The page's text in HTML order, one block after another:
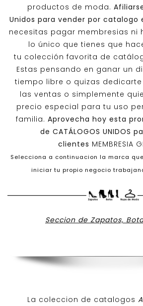
productos de moda.
Unidos para vender por catalogo
necesitas pagar membresias ni
lo único que tienes que
tu colección favorita de
Estas pensando en ganar un
tiempo libre o quizas
las ventas o simplemente
precio especial para tu uso
familia. Aprovecha hoy esta
de CATÁLOGOS UNIDOS
clientes MEMBRESIA
Selecciona a continuacion la marca
iniciar tu propio negocio
Seccion de Zapatos,
La coleccion de catalogos